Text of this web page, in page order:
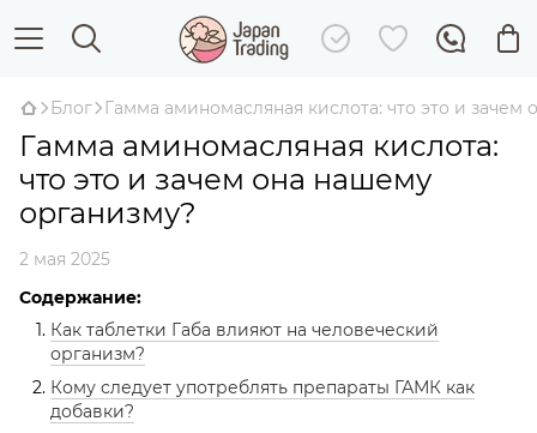
Блог Гамма аминомасляная кислота: что это и зачем
Гамма аминомасляная кислота:
что это и зачем она нашему
организму?
2 мая 2025
Содержание:
Как таблетки Габа влияют на человеческий
организм?
Кому следует употреблять препараты ГАМК как
добавки?